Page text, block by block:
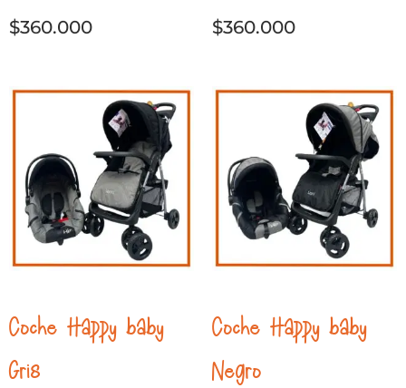
$360.000 $360.000
Coche Happy baby
Gris
Coche Happy baby
Negro